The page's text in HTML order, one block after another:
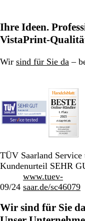
Ihre Ideen.
VistaPrint-
Wir sind für Sie da –
TÜV Saarland Service
Kundenurteil SEHR
09/24
www.tuev-
saar.de/sc46079
Wir sind für Sie